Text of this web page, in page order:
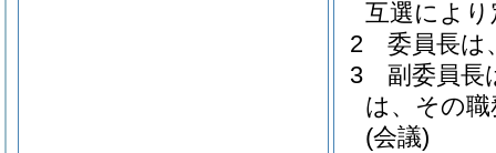
互選によ
2
委員長は
3
副委員長
は、その
(会議)